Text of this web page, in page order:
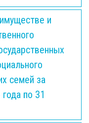
и
семей за
по 31